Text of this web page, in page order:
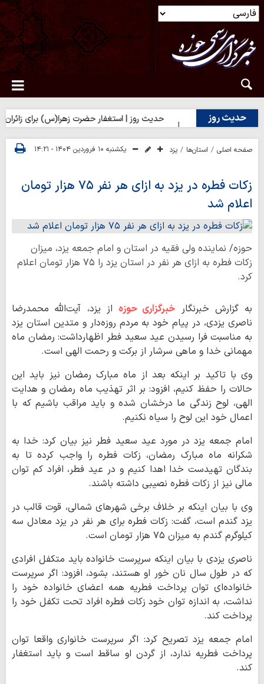
حدیث روز
بر تلخی حق حدیث روز | استغفار حضرت زهرا(س) برای زائران
صفحه اصلی استان‌ها یزد یکشنبه ۱۰ فروردین ۱۴۰۴ - ۱۴:۲۱
زکات فطره در یزد به ازای هر نفر ۷۵ هزار تومان
اعلام شد
حوزه/ نماینده ولی فقیه در استان و امام جمعه یزد، میزان
زکات فطره به ازای هر نفر در استان یزد را ۷۵ هزار تومان اعلام
کرد.
به گزارش خبرنگار خبرگزاری حوزه از یزد، آیت‌الله محمدرضا
ناصری یزدی، در پیام خود به مردم روزه‌دار و متدین استان یزد
به مناسبت فرا رسیدن عید سعید فطر اظهارداشت: رمضان ماه
مهمانی خدا و ماهی سرشار از برکت و رحمت الهی است.
وی با تاکید بر اینکه بعد از ماه مبارک رمضان نیز باید این
حالات را حفظ کنیم، افزود: بر اثر تهذیب ماه رمضان و هدایت
الهی، لوح زندگی ما درخشان شده و باید مراقب باشیم که با
اعمال خود این لوح را سیاه نکنیم.
امام جمعه یزد در مورد عید سعید فطر نیز بیان کرد: خدا به
شکرانه ماه مبارک رمضان، زکات فطره را واجب کرده تا به
بندگان تهیدست خدا اهدا کنیم و در عید فطر، افراد کم توان
مالی نیز از زکات فطره نصیبی داشته باشند.
وی با بیان اینکه بر خلاف برخی شهرهای شمالی، قوت قالب در
یزد گندم است، گفت: زکات فطره برای هر نفر در یزد معادل سه
کیلوگرم گندم به میزان ۷۵ هزار تومان است.
ناصری یزدی با بیان اینکه سرپرست خانواده باید متکفل افرادی
که در طول سال نان خور او هستند، بشود، افزود: اگر سرپرست
خانواده‌ای توان پرداخت فطریه همه اعضای خانواده خود را
نداشت، به اندازه توان خود زکات فطره افراد تحت تکفل خود را
پرداخت کند.
امام جمعه یزد تصریح کرد: اگر سرپرست خانواری واقعا توان
پرداخت فطریه ندارد، از گردن او ساقط است و باید استغفار
کند.